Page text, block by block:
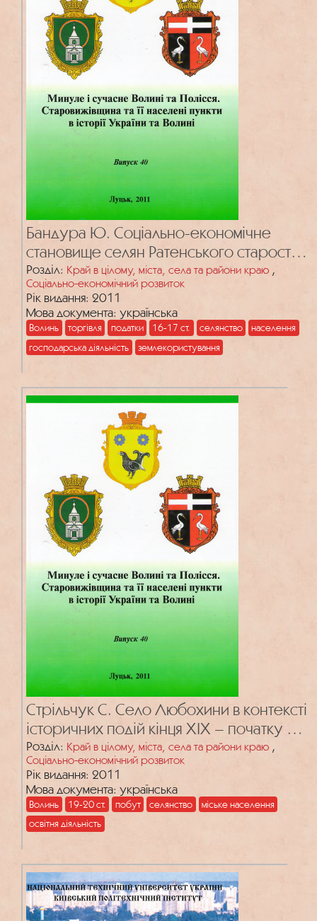
Бандура Ю. Соціально-економічне
становище селян Ратенського староства
на прикладі жителів с. Кримне (XVI–
XVII ст.)
Розділ: Край в цілому, міста, села та райони краю ,
Соціально-економічний розвиток
Рік видання: 2011
Мова документа: українська
Волинь торгівля податки 16-17 ст. селянство
населення
господарська діяльність
землекористування
Стрільчук С. Село Любохини в контексті
історичних подій кінця XIX – початку XX
ст.
Розділ: Край в цілому, міста, села та райони краю ,
Соціально-економічний розвиток
Рік видання: 2011
Мова документа: українська
Волинь 19-20 ст. побут селянство
міське населення
освітня діяльність